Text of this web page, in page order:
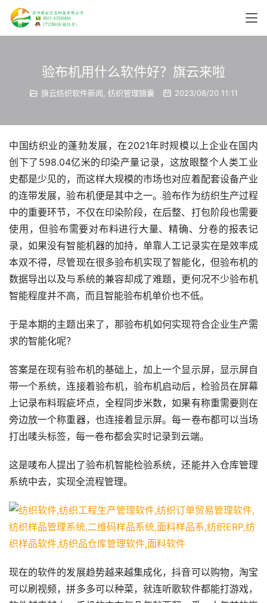
验布机用什么软件好？旗云来啦
旗云纺织软件新闻 纺织管理锦囊 2023/08/20 11:11
中国纺织业的蓬勃发展，在2021年时规模以上企业在国内
创下了598.04亿米的印染产量记录，这放眼整个人类工业
史都是少见的，而这样大规模的市场也对应着配套设备产业
的连带发展，验布机便是其中之一。验布作为纺织生产过程
中的重要环节，不仅在印染阶段，在后整、打包阶段也需要
使用，但验布需要对布料进行大量、精确、分卷的报表记
录，如果没有智能机器的加持，单靠人工记录实在是效率成
本双不得，尽管现在很多验布机实现了智能化，但验布机的
数据导出以及与系统的兼容却成了难题，更何况不少验布机
智能程度并不高，而且智能验布机单价也不低。
于是本期的主题出来了，那验布机如何实现符合企业生产需
求的智能化呢？
答案是在现有验布机的基础上，加上一个显示屏，显示屏自
带一个系统，连接着验布机，验布机启动后，检验员在屏幕
上记录布料瑕疵坏点，全程同步米数，如果有称重需要则在
旁边放一个称重器，也连接着显示屏。每一卷布都可以当场
打出唛头标签，每一卷布都会实时记录到云端。
这是唛布人提出了验布机智能检验系统，还能并入仓库管理
系统中去，实现全流程管理。
现在的软件的发展趋势越来越集成化，抖音可以购物，淘宝
可以刷视频，拼多多可以种菜，就连听歌软件都能打游戏，